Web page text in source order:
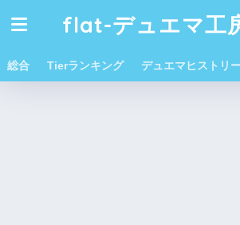
flat-デュエマ工
総合 Tierランキング デュエマヒストリ